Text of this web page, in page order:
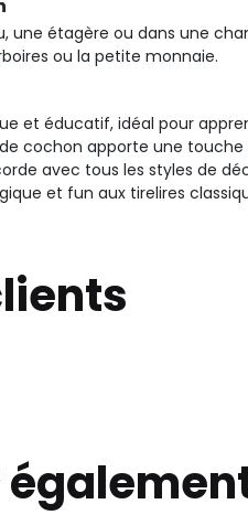
une étagère ou dans une
ou la petite monnaie.
et éducatif, idéal pour
cochon apporte une touche
avec tous les styles de
et fun aux tirelires